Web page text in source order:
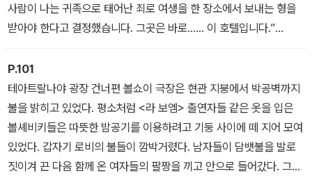
사람이 나는 귀족으로 태어난 죄로 여생을 한 장소에서 보내는 형을
받아야 한다고 결정했습니다. 그곳은 바로…… 이 호텔입니다.”
세 손님의 환호에 응하여 백작은 그들과 한 명씩 악수하면서 그들의
우정에 감사를 표하고 진심으로 고마워했다.
“들어와요, 들어와.” 백작이 말했다.
P.101
테아트랄나야 광장 건너편 볼쇼이 극장은 현관 지붕에서 박공벽까지
불을 밝히고 있었다. 평소처럼 <라 보엠> 출연자들 같은 옷을 입은
볼셰비키들은 따뜻한 밤공기를 이용하려고 기둥 사이에 떼 지어 모여
있었다. 갑자기 로비의 불들이 깜박거렸다. 남자들이 담뱃불을 발로
짓이겨 끈 다음 함께 온 여자들의 팔짱을 끼고 안으로 들어갔다. 그러